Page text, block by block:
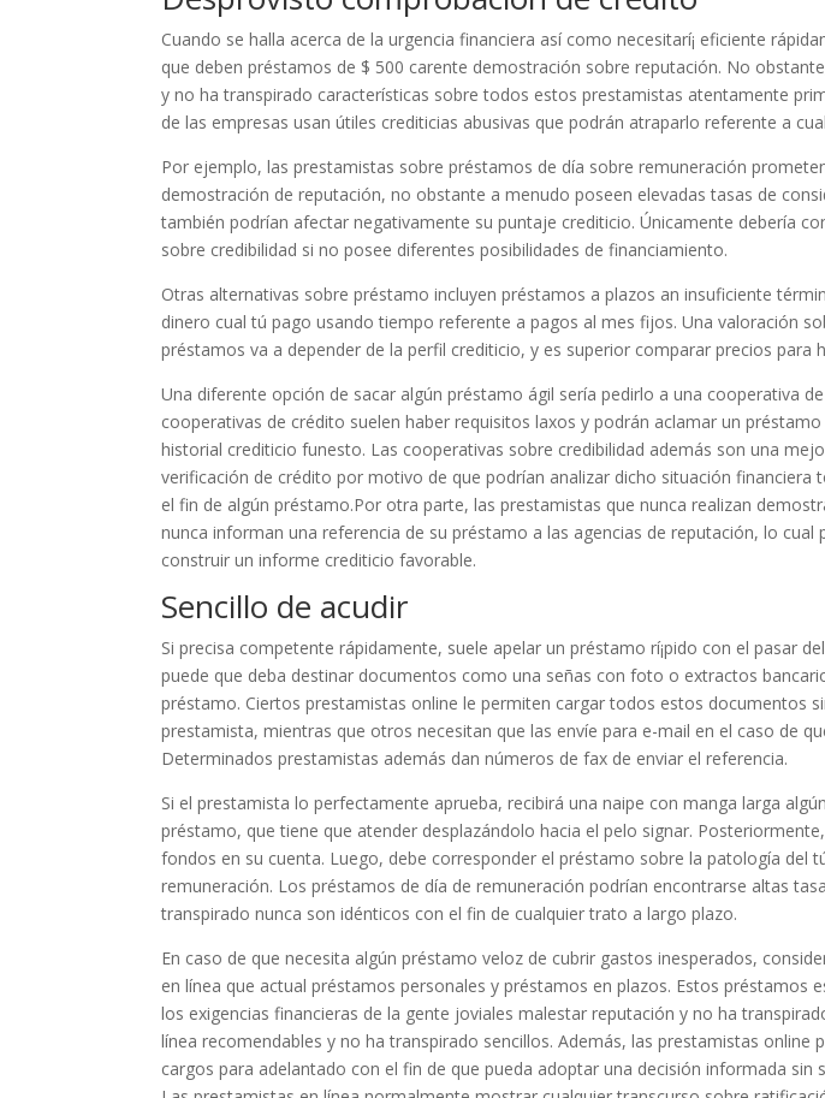
Cuando se halla acerca de la urgencia financiera así­ como necesitarí¡ eficiente
que deben préstamos de $ 500 carente demostración sobre reputación. No
y no ha transpirado características sobre todos estos prestamistas atentamente
de las empresas usan útiles crediticias abusivas que podrán atraparlo referente a
Por ejemplo, las prestamistas sobre préstamos de día sobre remuneración
demostración de reputación, no obstante a menudo poseen elevadas tasas de
también podrían afectar negativamente su puntaje crediticio. Únicamente debería
sobre credibilidad si no posee diferentes posibilidades de financiamiento.
Otras alternativas sobre préstamo incluyen préstamos a plazos an insuficiente
dinero cual tú pago usando tiempo referente a pagos al mes fijos. Una valoración
préstamos va a depender de la perfil crediticio, y es superior comparar precios para
Una diferente opción de sacar algún préstamo ágil serí­a pedirlo a una cooperativa
cooperativas de crédito suelen haber requisitos laxos y podrán aclamar un
historial crediticio funesto. Las cooperativas sobre credibilidad además son una
verificación de crédito por motivo de que podrían analizar dicho situación financiera
el fin de algún préstamo.Por otra parte, las prestamistas que nunca realizan
nunca informan una referencia de su préstamo a las agencias de reputación, lo cual
construir un informe crediticio favorable.
Sencillo de acudir
Si precisa competente rápidamente, suele apelar un préstamo rí¡pido con el pasar
puede que deba destinar documentos como una señas con foto o extractos
préstamo. Ciertos prestamistas online le permiten cargar todos estos documentos
prestamista, mientras que otros necesitan que las envíe para e-mail en el caso de
Determinados prestamistas además dan números de fax de enviar el referencia.
Si el prestamista lo perfectamente aprueba, recibirá una naipe con manga larga
préstamo, que tiene que atender desplazándolo hacia el pelo signar.
fondos en su cuenta. Luego, debe corresponder el préstamo sobre la patologí­a del
remuneración. Los préstamos de día de remuneración podrían encontrarse altas
transpirado nunca son idénticos con el fin de cualquier trato a largo plazo.
En caso de que necesita algún préstamo veloz de cubrir gastos inesperados,
en línea que actual préstamos personales y préstamos en plazos. Estos préstamos
los exigencias financieras de la gente joviales malestar reputación y no ha
línea recomendables y no ha transpirado sencillos. Además, las prestamistas online
cargos para adelantado con el fin de que pueda adoptar una decisión informada sin